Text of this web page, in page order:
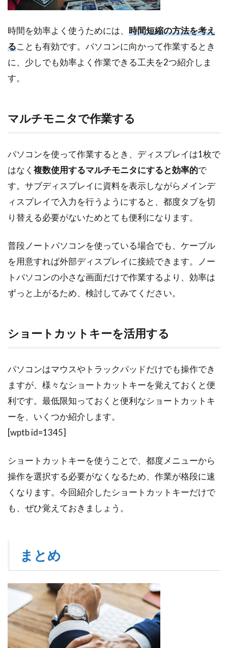
時間を効率よく使うためには、 時間短縮の方法を考え
ることも有効です。パソコンに向かって作業するとき
に、少しでも効率よく作業できる工夫を2つ紹介しま
す。
マルチモニタで作業する
パソコンを使って作業するとき、ディスプレイは1枚で
はなく 複数使用するマルチモニタにすると効率的で
す。サブディスプレイに資料を表示しながらメインデ
ィスプレイで入力を行うようにすると、都度タブを切
り替える必要がないためとても便利になります。
普段ノートパソコンを使っている場合でも、ケーブル
を用意すれば外部ディスプレイに接続できます。ノー
トパソコンの小さな画面だけで作業するより、効率は
ずっと上がるため、検討してみてください。
ショートカットキーを活用する
パソコンはマウスやトラックパッドだけでも操作でき
ますが、様々なショートカットキーを覚えておくと便
利です。最低限知っておくと便利なショートカットキ
ーを、いくつか紹介します。
[wptb id=1345]
ショートカットキーを使うことで、都度メニューから
操作を選択する必要がなくなるため、作業が格段に速
くなります。今回紹介したショートカットキーだけで
も、ぜひ覚えておきましょう。
まとめ